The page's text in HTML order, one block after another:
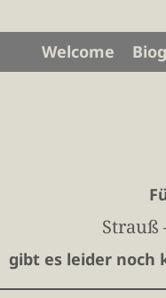
Welcome
Strauß
gibt es leider noch